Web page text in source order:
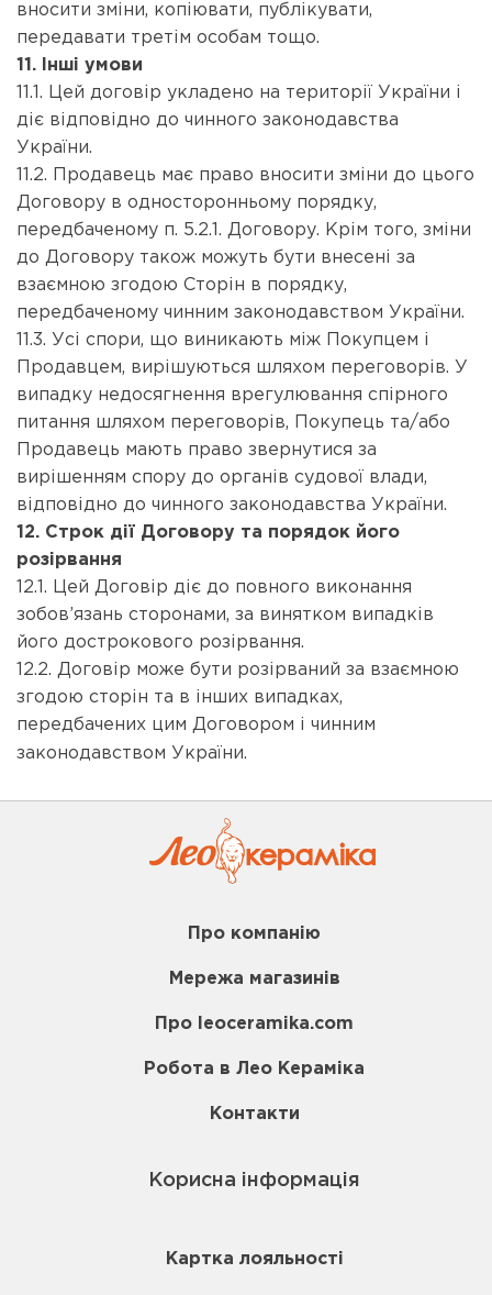
вносити зміни, копіювати, публікувати,
передавати третім особам тощо.
11. Інші умови
11.1. Цей договір укладено на території України і
діє відповідно до чинного законодавства
України.
11.2. Продавець має право вносити зміни до цього
Договору в односторонньому порядку,
передбаченому п. 5.2.1. Договору. Крім того, зміни
до Договору також можуть бути внесені за
взаємною згодою Сторін в порядку,
передбаченому чинним законодавством України.
11.3. Усі спори, що виникають між Покупцем і
Продавцем, вирішуються шляхом переговорів. У
випадку недосягнення врегулювання спірного
питання шляхом переговорів, Покупець та/або
Продавець мають право звернутися за
вирішенням спору до органів судової влади,
відповідно до чинного законодавства України.
12. Строк дії Договору та порядок його
розірвання
12.1. Цей Договір діє до повного виконання
зобов’язань сторонами, за винятком випадків
його дострокового розірвання.
12.2. Договір може бути розірваний за взаємною
згодою сторін та в інших випадках,
передбачених цим Договором і чинним
законодавством України.
Про компанію
Мережа магазинів
Про leoceramika.com
Робота в Лео Кераміка
Контакти
Корисна інформація
Картка лояльності